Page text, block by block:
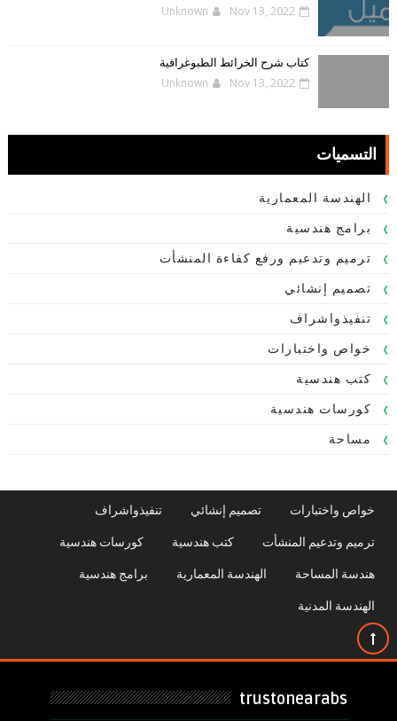
Unknown Nov 13, 2022
كتاب شرح الخرائط الطبوغرافية
Unknown Nov 13, 2022
التسميات
الهندسة المعمارية
برامج هندسية
ترميم وتدعيم ورفع كفاءة المنشأت
تصميم إنشائي
تنفيذواشراف
خواص واختبارات
كتب هندسية
كورسات هندسية
مساحة
خواص واختبارات تصميم إنشائي تنفيذواشراف
ترميم وتدعيم المنشأت كتب هندسية كورسات هندسية
هندسة المساحة الهندسة المعمارية برامج هندسية
الهندسة المدنية
trustonearabs